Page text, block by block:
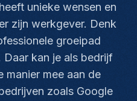
unieke wensen en
zijn werkgever. Denk
groeipad
Daar kan je als bedrijf
manier mee aan de
zoals Google